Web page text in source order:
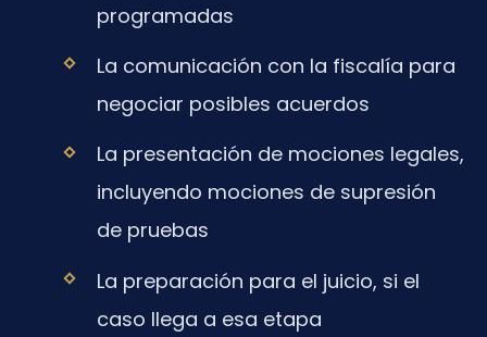
programadas
La comunicación con la fiscalía para
negociar posibles acuerdos
La presentación de mociones legales,
incluyendo mociones de supresión
de pruebas
La preparación para el juicio, si el
caso llega a esa etapa